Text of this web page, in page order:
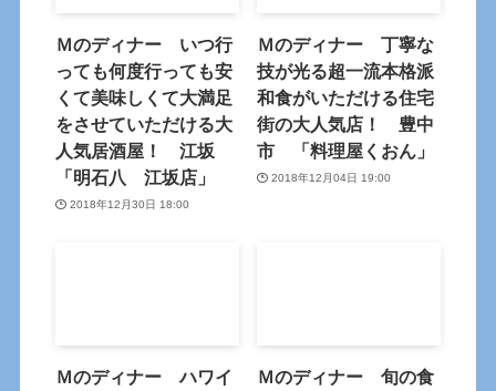
Ｍのディナー いつ行
っても何度行っても安
くて美味しくて大満足
をさせていただける大
人気居酒屋！ 江坂
「明石八 江坂店」
2018年12月30日 18:00
Ｍのディナー 丁寧な
技が光る超一流本格派
和食がいただける住宅
街の大人気店！ 豊中
市 「料理屋くおん」
2018年12月04日 19:00
Ｍのディナー ハワイ
Ｍのディナー 旬の食